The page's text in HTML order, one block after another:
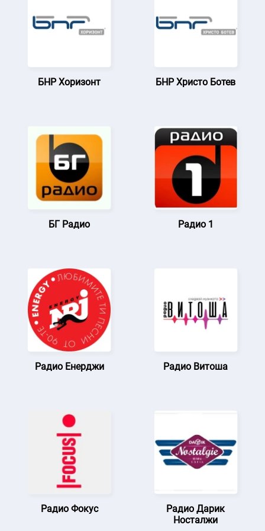
БНР Хоризонт БНР Христо Ботев
БГ Радио Радио 1
Радио Енерджи Радио Витоша
Радио Фокус
Радио Дарик
Носталжи